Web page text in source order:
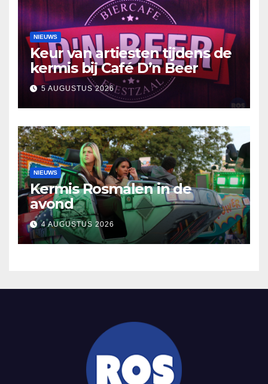
NIEUWS
Keur van artiesten tijdens de
kermis bij Café D’n Beer
5 AUGUSTUS 2026
NIEUWS
Kermis Rosmalen in de
avond
4 AUGUSTUS 2026